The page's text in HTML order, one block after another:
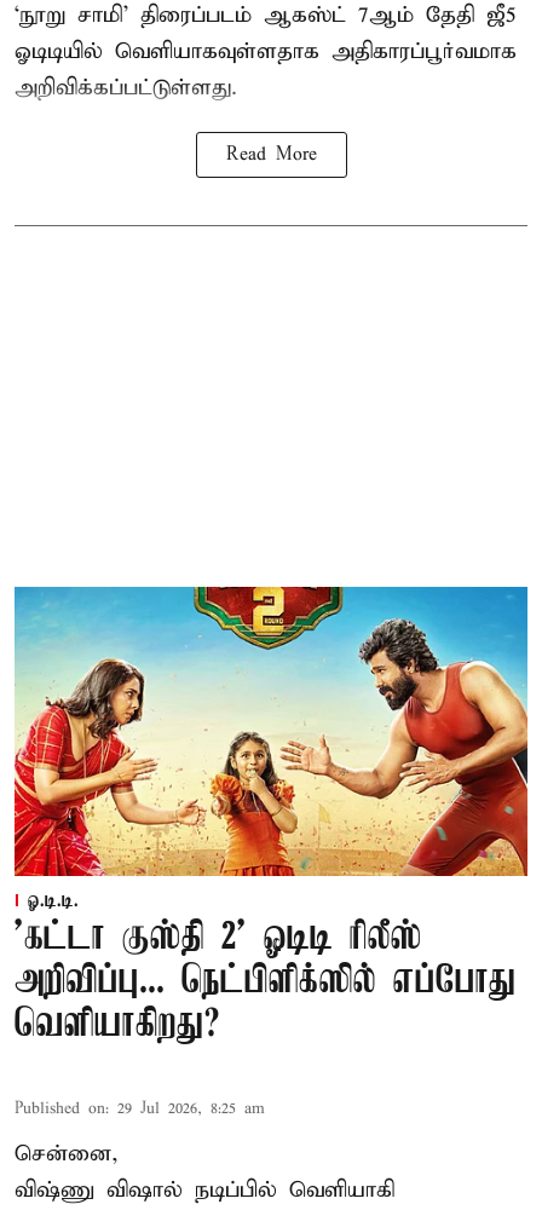
‘நூறு சாமி’ திரைப்படம் ஆகஸ்ட் 7ஆம் தேதி ஜீ5
ஓடிடியில் வெளியாகவுள்ளதாக அதிகாரப்பூர்வமாக
அறிவிக்கப்பட்டுள்ளது.
Read More
ஓ.டி.டி.
'கட்டா குஸ்தி 2' ஓடிடி ரிலீஸ்
அறிவிப்பு... நெட்பிளிக்ஸில் எப்போது
வெளியாகிறது?
Published on: 29 Jul 2026, 8:25 am
சென்னை,
விஷ்ணு விஷால் நடிப்பில் வெளியாகி